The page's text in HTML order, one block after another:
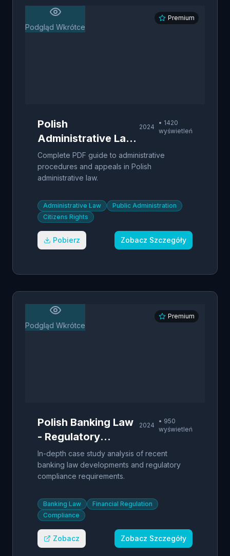
Podgląd Wkrótce
Premium
Polish
Administrative Law
- Procedural Guide
2024
• 1420
wyświetleń
Complete PDF guide to administrative
procedures and appeals in Polish
administrative law.
Administrative Law
Public Administration
Citizens Rights
Pobierz Zobacz Szczegóły
Podgląd Wkrótce
Premium
Polish Banking Law
- Regulatory
Compliance
Analysis
2024
• 950
wyświetleń
In-depth case study analysis of recent
banking law developments and regulatory
compliance requirements.
Banking Law
Financial Regulation
Compliance
Zobacz Zobacz Szczegóły